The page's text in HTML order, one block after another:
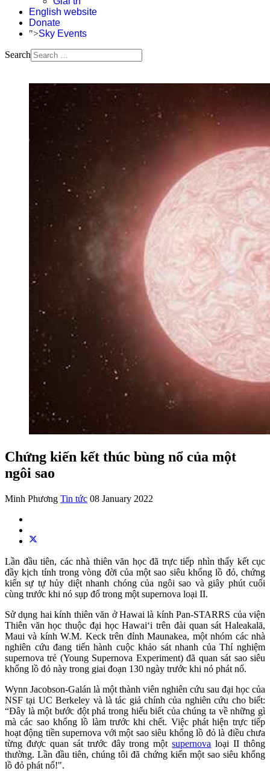
English website
Donate
">Sky Events
Search
Chứng kiến kết thúc bùng nổ của một
ngôi sao
Minh Phương Tin tức 08 January 2022
Lần đầu tiên, các nhà thiên văn học đã trực tiếp nhìn thấy kết cục
đầy kịch tính trong vòng đời của một sao siêu khổng lồ đỏ, chứng
kiến sự tự hủy diệt nhanh chóng của ngôi sao và giây phút cuối
cùng trước khi nó sụp đổ trong một supernova loại II.
Sử dụng hai kính thiên văn ở Hawai là kính Pan-STARRS của viện
Thiên văn học thuộc đại học Hawaiʻi trên đài quan sát Haleakalā,
Maui và kính W.M. Keck trên đỉnh Maunakea, một nhóm các nhà
nghiên cứu đang tiến hành cuộc khảo sát nhanh của Thí nghiệm
supernova trẻ (Young Supernova Experiment) đã quan sát sao siêu
khổng lồ đỏ này trong giai đoạn 130 ngày trước khi nó phát nổ.
Wynn Jacobson-Galán là một thành viên nghiên cứu sau đại học của
NSF tại UC Berkeley và là tác giả chính của nghiên cứu cho biết:
“Đây là một bước đột phá trong hiểu biết của chúng ta về những gì
mà các sao khổng lồ làm trước khi chết. Việc phát hiện trực tiếp
hoạt động tiền supernova với một sao siêu khổng lồ đỏ là điều chưa
từng được quan sát trước đây trong mộtsupernova loại II thông
thường. Lần đầu tiên, chúng tôi đã chứng kiến một sao siêu khổng
lồ đỏ phát nổ!".